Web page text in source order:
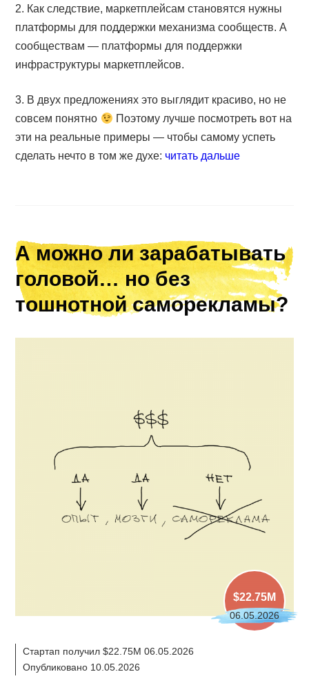
2. Как следствие, маркетплейсам становятся нужны
платформы для поддержки механизма сообществ. А
сообществам — платформы для поддержки
инфраструктуры маркетплейсов.
3. В двух предложениях это выглядит красиво, но не
совсем понятно
Поэтому лучше посмотреть вот на
эти на реальные примеры — чтобы самому успеть
сделать нечто в том же духе: читать дальше
А можно ли зарабатывать
головой… но без
тошнотной саморекламы?
$22.75M
06.05.2026
Стартап получил $22.75M 06.05.2026
Опубликовано 10.05.2026